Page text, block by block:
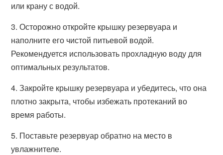
или крану с водой.
3. Осторожно откройте крышку резервуара и
наполните его чистой питьевой водой.
Рекомендуется использовать прохладную воду для
оптимальных результатов.
4. Закройте крышку резервуара и убедитесь, что она
плотно закрыта, чтобы избежать протеканий во
время работы.
5. Поставьте резервуар обратно на место в
увлажнителе.